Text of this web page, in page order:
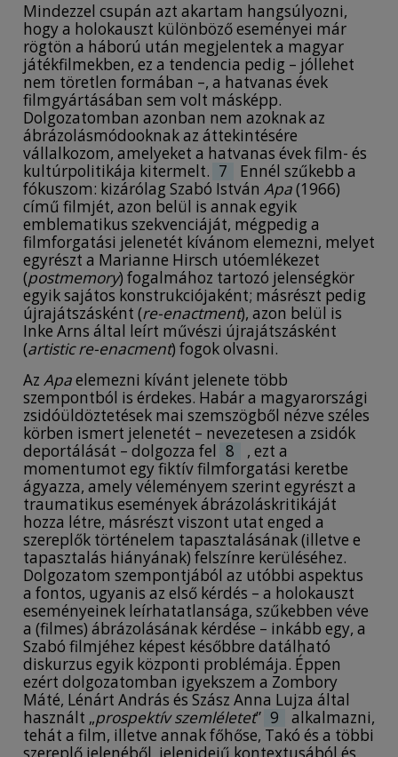
Mindezzel csupán azt akartam hangsúlyozni,
hogy a holokauszt különböző eseményei már
rögtön a háború után megjelentek a magyar
játékfilmekben, ez a tendencia pedig – jóllehet
nem töretlen formában –, a hatvanas évek
filmgyártásában sem volt másképp.
Dolgozatomban azonban nem azoknak az
ábrázolásmódooknak az áttekintésére
vállalkozom, amelyeket a hatvanas évek film- és
kultúrpolitikája kitermelt. 7
Ennél szűkebb a
fókuszom: kizárólag Szabó István Apa(1966)
című filmjét, azon belül is annak egyik
emblematikus szekvenciáját, mégpedig a
filmforgatási jelenetét kívánom elemezni, melyet
egyrészt a Marianne Hirsch utóemlékezet
(postmemory) fogalmához tartozó jelenségkör
egyik sajátos konstrukciójaként; másrészt pedig
újrajátszásként (re-enactment), azon belül is
Inke Arns által leírt művészi újrajátszásként
(artistic re-enacment) fogok olvasni.
Az Apaelemezni kívánt jelenete több
szempontból is érdekes. Habár a magyarországi
zsidóüldöztetések mai szemszögből nézve széles
körben ismert jelenetét – nevezetesen a zsidók
deportálását – dolgozza fel 8
, ezt a
momentumot egy fiktív filmforgatási keretbe
ágyazza, amely véleményem szerint egyrészt a
traumatikus események ábrázoláskritikáját
hozza létre, másrészt viszont utat enged a
szereplők történelem tapasztalásának (illetve e
tapasztalás hiányának) felszínre kerüléséhez.
Dolgozatom szempontjából az utóbbi aspektus
a fontos, ugyanis az első kérdés – a holokauszt
eseményeinek leírhatatlansága, szűkebben véve
a (filmes) ábrázolásának kérdése – inkább egy, a
Szabó filmjéhez képest későbbre datálható
diskurzus egyik központi problémája. Éppen
ezért dolgozatomban igyekszem a Zombory
Máté, Lénárt András és Szász Anna Lujza által
használt „prospektív szemléletet” 9
alkalmazni,
tehát a film, illetve annak főhőse, Takó és a többi